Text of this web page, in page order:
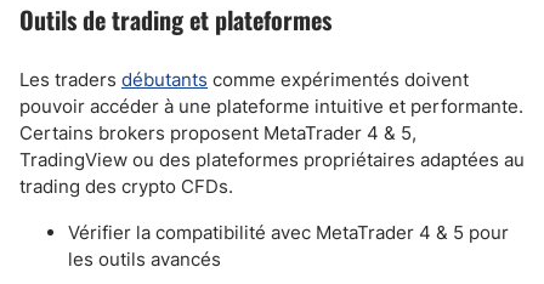
Outils de trading et plateformes
Les traders débutants comme expérimentés doivent
pouvoir accéder à une plateforme intuitive et performante.
Certains brokers proposent MetaTrader 4 & 5,
TradingView ou des plateformes propriétaires adaptées au
trading des crypto CFDs.
Vérifier la compatibilité avec MetaTrader 4 & 5 pour
les outils avancés